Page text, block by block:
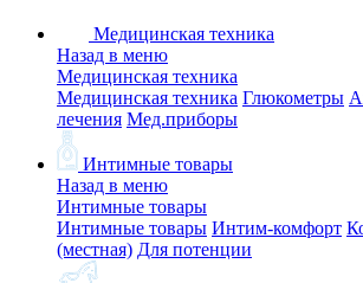
Медицинская техника
Назад в меню
Медицинская техника
Медицинская техника Глюкометры
лечения Мед.приборы
Интимные товары
Назад в меню
Интимные товары
Интимные товары Интим-комфорт
(местная) Для потенции